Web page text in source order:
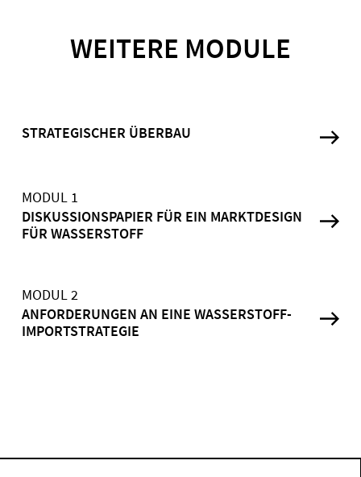
WEITERE MODULE
STRATEGISCHER ÜBERBAU
MODUL 1
DISKUSSIONSPAPIER FÜR EIN MARKTDESIGN
FÜR WASSERSTOFF
MODUL 2
ANFORDERUNGEN AN EINE WASSERSTOFF-
IMPORTSTRATEGIE